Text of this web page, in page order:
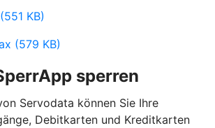
KB)
(579 KB)
sperren
Servodata können Sie Ihre
Debitkarten und Kreditkarten